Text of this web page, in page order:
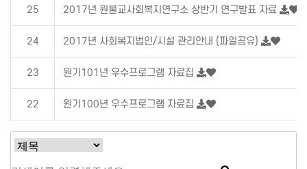
25 2017년 원불교사회복지연구소 상반기 연구발표 자료
24 2017년 사회복지법인/시설 관리안내 (파일공유)
23 원기101년 우수프로그램 자료집
22 원기100년 우수프로그램 자료집